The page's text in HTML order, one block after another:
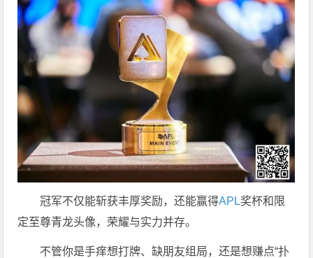
冠军不仅能斩获丰厚奖励，还能赢得APL奖杯和限
定至尊青龙头像，荣耀与实力并存。
不管你是手痒想打牌、缺朋友组局，还是想赚点“扑